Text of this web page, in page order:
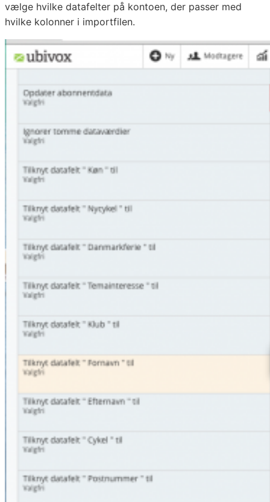
vælge hvilke datafelter på kontoen, der passer med
hvilke kolonner i importfilen.